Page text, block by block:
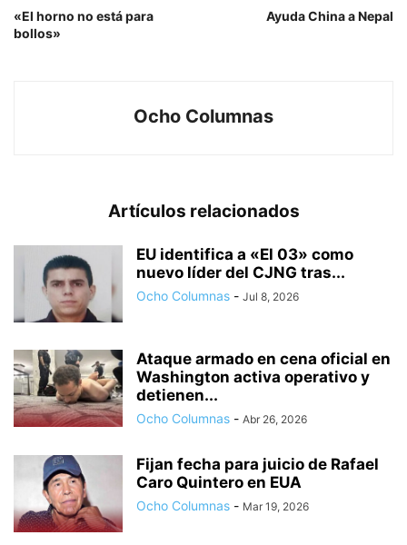
«El horno no está para
bollos»
Ayuda China a Nepal
Ocho Columnas
Artículos relacionados
EU identifica a «El 03» como
nuevo líder del CJNG tras...
Ocho Columnas - Jul 8, 2026
Ataque armado en cena oficial en
Washington activa operativo y
detienen...
Ocho Columnas - Abr 26, 2026
Fijan fecha para juicio de Rafael
Caro Quintero en EUA
Ocho Columnas - Mar 19, 2026